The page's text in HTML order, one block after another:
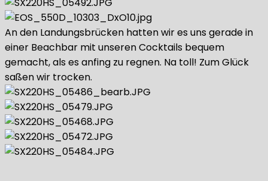
An den Landungsbrücken hatten wir es uns gerade in
einer Beachbar mit unseren Cocktails bequem
gemacht, als es anfing zu regnen. Na toll! Zum Glück
saßen wir trocken.